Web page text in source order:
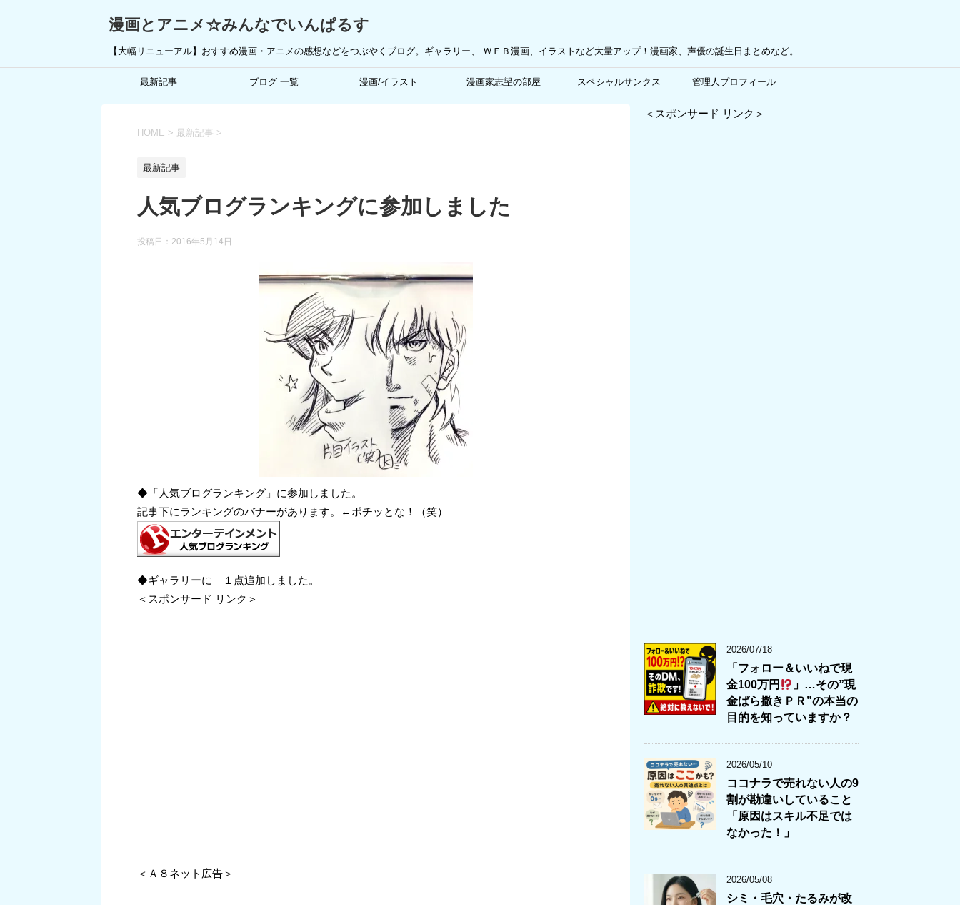
漫画とアニメ☆みんなでいんぱるす
【大幅リニューアル】おすすめ漫画・アニメの感想などをつぶやくブログ。ギャラリー、 ＷＥＢ漫画、イラストなど大量アップ！漫画家、声優の誕生日まとめなど。
最新記事 ブログ 一覧 漫画/イラスト 漫画家志望の部屋 スペシャルサンクス 管理人プロフィール
HOME > 最新記事 >
最新記事
人気ブログランキングに参加しました
投稿日： 2016年5月14日
◆「人気ブログランキング」に参加しました。
記事下にランキングのバナーがあります。←ポチッとな！（笑）
◆ギャラリーに １点追加しました。
＜スポンサード リンク＞
＜Ａ８ネット広告＞
＜スポンサード リンク＞
2026/07/18
「フォロー＆いいねで現
金100万円
」…その”現
金ばら撒きＰＲ”の本当の
目的を知っていますか？
2026/05/10
ココナラで売れない人の9
割が勘違いしていること
「原因はスキル不足では
なかった！」
2026/05/08
シミ・毛穴・たるみが改